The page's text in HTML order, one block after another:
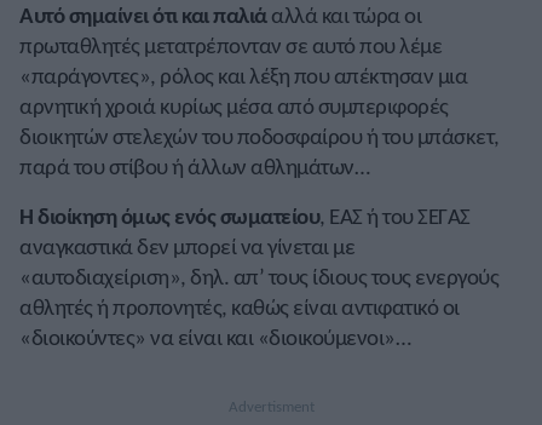
Αυτό σημαίνει ότι και παλιάαλλά και τώρα οι
πρωταθλητές μετατρέπονταν σε αυτό που λέμε
«παράγοντες», ρόλος και λέξη που απέκτησαν μια
αρνητική χροιά κυρίως μέσα από συμπεριφορές
διοικητών στελεχών του ποδοσφαίρου ή του μπάσκετ,
παρά του στίβου ή άλλων αθλημάτων…
Η διοίκηση όμως ενός σωματείου, ΕΑΣ ή του ΣΕΓΑΣ
αναγκαστικά δεν μπορεί να γίνεται με
«αυτοδιαχείριση», δηλ. απ’ τους ίδιους τους ενεργούς
αθλητές ή προπονητές, καθώς είναι αντιφατικό οι
«διοικούντες» να είναι και «διοικούμενοι»…